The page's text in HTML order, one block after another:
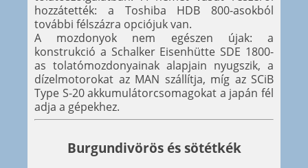
hozzátették: a Toshiba HDB 800-asokból
további félszázra opciójuk van.
A mozdonyok nem egészen újak: a
konstrukció a Schalker Eisenhütte SDE 1800-
as tolatómozdonyainak alapjain nyugszik, a
dízelmotorokat az MAN szállítja, míg az SCiB
Type S-20 akkumulátorcsomagokat a japán fél
adja a gépekhez.
Burgundivörös és sötétkék